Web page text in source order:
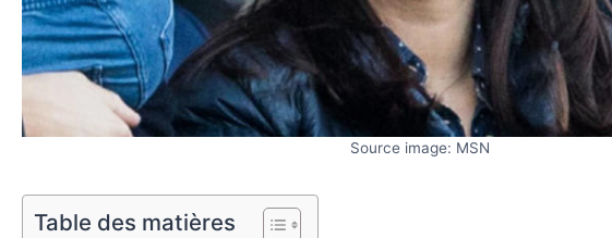
Source image: MSN
Table des matières